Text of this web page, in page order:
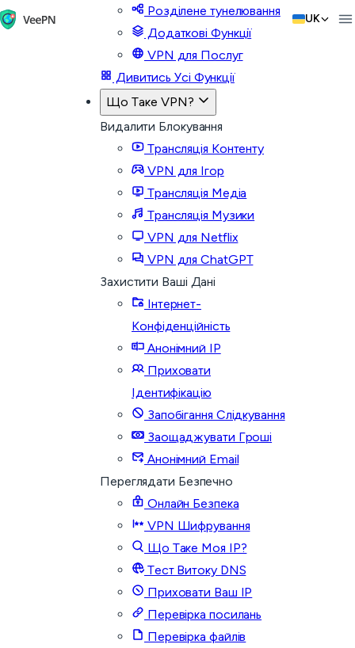
Розділене тунелювання
Додаткові Функції
VPN для Послуг
Дивитись Усі Функції
Що Таке VPN?
Видалити Блокування
Трансляція Контенту
VPN для Ігор
Трансляція Медіа
Трансляція Музики
VPN для Netflix
VPN для ChatGPT
Захистити Ваші Дані
Інтернет-
Конфіденційність
Анонімний IP
Приховати
Ідентифікацію
Запобігання Слідкування
Заощаджувати Гроші
Анонімний Email
Переглядати Безпечно
Онлайн Безпека
VPN Шифрування
Що Таке Моя IP?
Тест Витоку DNS
Приховати Ваш IP
Перевірка посилань
Перевірка файлів
UK